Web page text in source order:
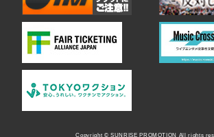
Copyright © SUNRISE PROMOTION All rights